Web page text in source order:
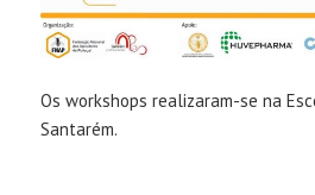
Os workshops realizaram-se na
Santarém.